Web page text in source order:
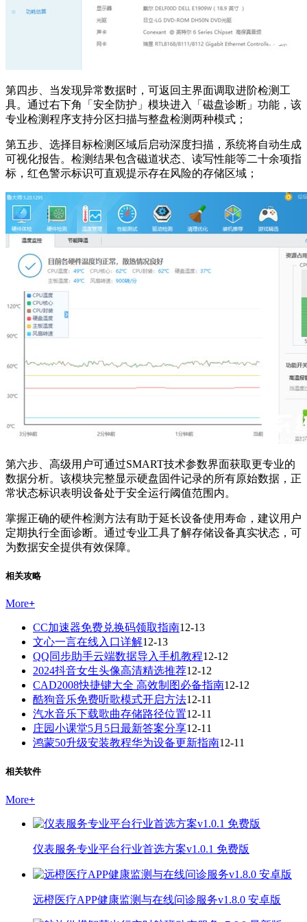
第四步、当发现异常数据时，可返回主界面调取进阶检测工
具。通过右下角「安全防护」模块进入「磁盘诊断」功能，该
专业检测程序支持分区扫描与整盘检测两种模式；
第五步、选择目标检测区域后启动深度扫描，系统将自动生成
可视化报告。检测结果包含磁道状态、读写性能等二十余项指
标，红色警示标识可直观提示存在风险的存储区域；
第六步、高级用户可通过SMART技术参数界面获取更专业的
数据分析。该模块完整显示硬盘固件记录的所有原始数据，正
常状态标识表明设备处于安全运行阈值范围内。
掌握正确的硬件检测方法有助于延长设备使用寿命，建议用户
定期执行全面诊断。通过专业工具了解存储设备真实状态，可
为数据安全提供有效保障。
相关攻略
More+
CC加速器免费兑换码领取指南12-13
文心一言在线入口详解12-13
QQ同步助手云端数据导入手机教程12-12
2024抖音女生头像高清精选推荐12-12
CAD2008快捷键大全 高效制图必备指南12-12
酷狗音乐免费听歌模式开启方法12-11
汽水音乐下载歌曲存储路径位置12-11
庄园小课堂5月5日最新答案分享12-11
鸿蒙50升级安装教程华为设备更新指南12-11
相关软件
More+
仪表服务专业平台行业首选方案v1.0.1 免费版
远橙医疗APP健康监测与在线问诊服务v1.8.0 安卓版